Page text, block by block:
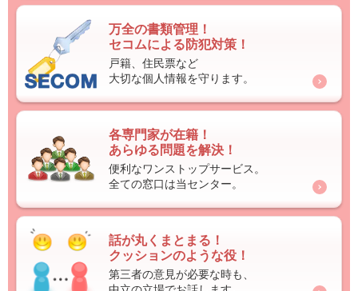
万全の書類管理！
セコムによる防犯対策！
戸籍、住民票など
大切な個人情報を守ります。
各専門家が在籍！
あらゆる問題を解決！
便利なワンストップサービス。
全ての窓口は当センター。
話が丸くまとまる！
クッションのような役！
第三者の意見が必要な時も、